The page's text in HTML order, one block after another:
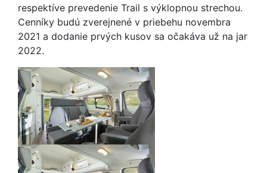
respektíve prevedenie Trail s výklopnou strechou.
Cenníky budú zverejnené v priebehu novembra
2021 a dodanie prvých kusov sa očakáva už na jar
2022.